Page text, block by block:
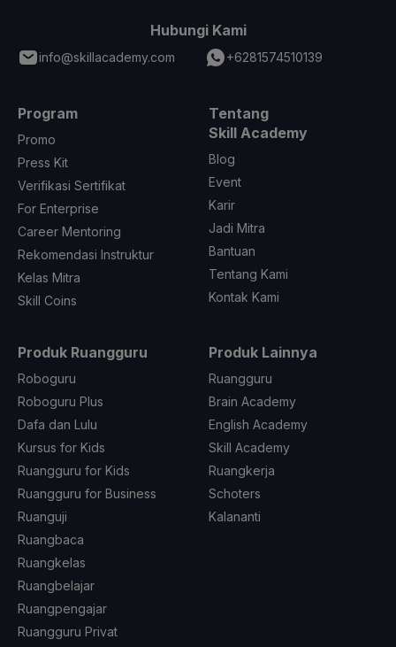
Hubungi Kami
info@skillacademy.com +6281574510139
Program
Promo
Press Kit
Verifikasi Sertifikat
For Enterprise
Career Mentoring
Rekomendasi Instruktur
Kelas Mitra
Skill Coins
Tentang
Skill Academy
Blog
Event
Karir
Jadi Mitra
Bantuan
Tentang Kami
Kontak Kami
Produk Ruangguru
Roboguru
Roboguru Plus
Dafa dan Lulu
Kursus for Kids
Ruangguru for Kids
Ruangguru for Business
Ruanguji
Ruangbaca
Ruangkelas
Ruangbelajar
Ruangpengajar
Ruangguru Privat
Produk Lainnya
Ruangguru
Brain Academy
English Academy
Skill Academy
Ruangkerja
Schoters
Kalananti